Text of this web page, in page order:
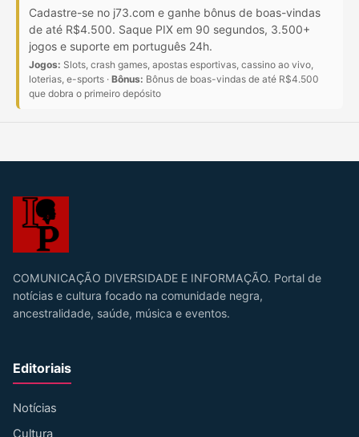
Cadastre-se no j73.com e ganhe bônus de boas-vindas
de até R$4.500. Saque PIX em 90 segundos, 3.500+
jogos e suporte em português 24h.
Jogos: Slots, crash games, apostas esportivas, cassino ao vivo,
loterias, e-sports · Bônus: Bônus de boas-vindas de até R$4.500
que dobra o primeiro depósito
COMUNICAÇÃO DIVERSIDADE E INFORMAÇÃO. Portal de
notícias e cultura focado na comunidade negra,
ancestralidade, saúde, música e eventos.
Editoriais
Notícias
Cultura